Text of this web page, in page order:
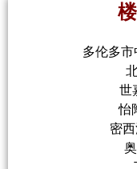
多伦多
世
怡
密